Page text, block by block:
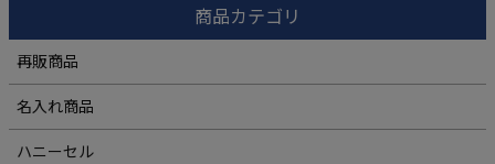
商品カテゴリ
再販商品
名入れ商品
ハニーセル